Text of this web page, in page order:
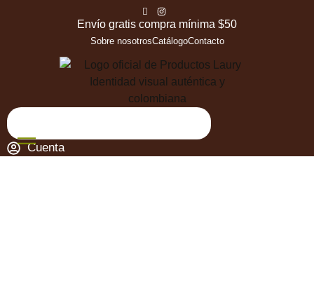
Envío gratis compra mínima $50
Sobre nosotrosCatálogoContacto
Cuenta